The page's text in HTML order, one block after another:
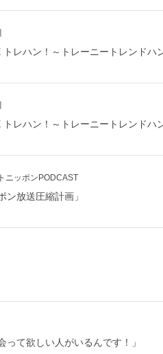
トレハン！～トレーニートレンドハ
トレハン！～トレーニートレンドハ
ニッポンPODCAST
ン放送圧縮計画」
って欲しい人がいるんです！」